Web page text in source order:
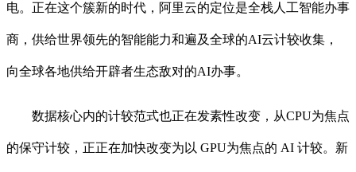
电。正在这个簇新的时代，阿里云的定位是全栈人工智能办事
商，供给世界领先的智能能力和遍及全球的AI云计较收集，
向全球各地供给开辟者生态敌对的AI办事。
数据核心内的计较范式也正在发素性改变，从CPU为焦点
的保守计较，正正在加快改变为以 GPU为焦点的 AI 计较。新